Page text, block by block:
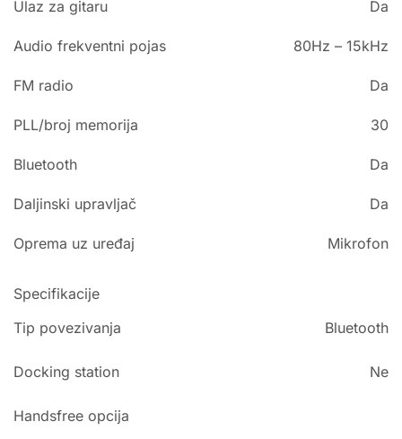
Ulaz za gitaru Da
Audio frekventni pojas 80Hz – 15kHz
FM radio Da
PLL/broj memorija 30
Bluetooth Da
Daljinski upravljač Da
Oprema uz uređaj Mikrofon
Specifikacije
Tip povezivanja
Bluetooth
Docking station Ne
Handsfree opcija